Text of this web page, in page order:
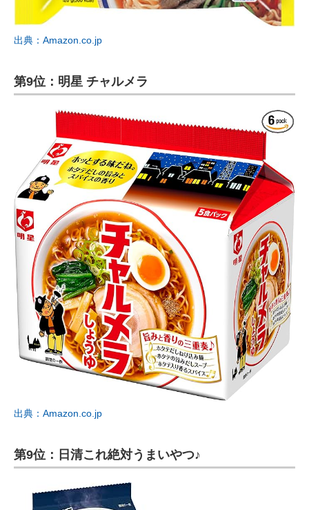
出典：Amazon.co.jp
第9位：明星 チャルメラ
出典：Amazon.co.jp
第9位：日清これ絶対うまいやつ♪